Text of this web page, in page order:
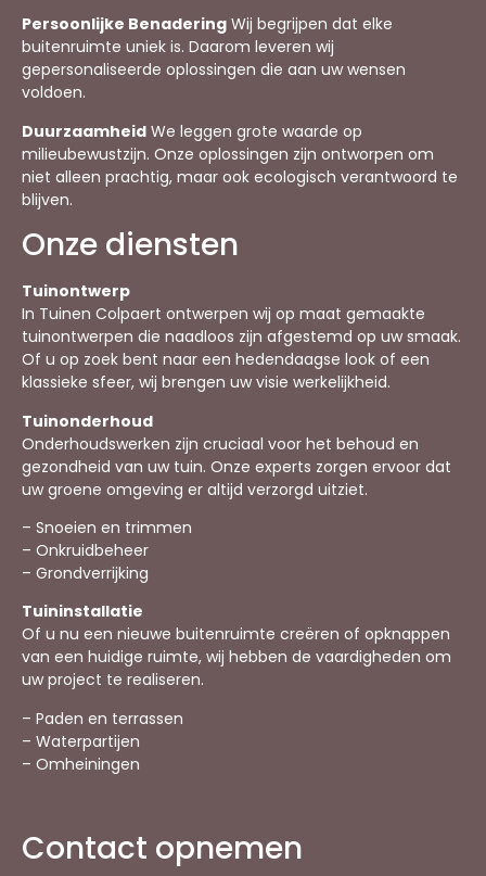
Persoonlijke Benadering Wij begrijpen dat elke
buitenruimte uniek is. Daarom leveren wij
gepersonaliseerde oplossingen die aan uw wensen
voldoen.
Duurzaamheid We leggen grote waarde op
milieubewustzijn. Onze oplossingen zijn ontworpen om
niet alleen prachtig, maar ook ecologisch verantwoord te
blijven.
Onze diensten
Tuinontwerp
In Tuinen Colpaert ontwerpen wij op maat gemaakte
tuinontwerpen die naadloos zijn afgestemd op uw smaak.
Of u op zoek bent naar een hedendaagse look of een
klassieke sfeer, wij brengen uw visie werkelijkheid.
Tuinonderhoud
Onderhoudswerken zijn cruciaal voor het behoud en
gezondheid van uw tuin. Onze experts zorgen ervoor dat
uw groene omgeving er altijd verzorgd uitziet.
– Snoeien en trimmen
– Onkruidbeheer
– Grondverrijking
Tuininstallatie
Of u nu een nieuwe buitenruimte creëren of opknappen
van een huidige ruimte, wij hebben de vaardigheden om
uw project te realiseren.
– Paden en terrassen
– Waterpartijen
– Omheiningen
Contact opnemen